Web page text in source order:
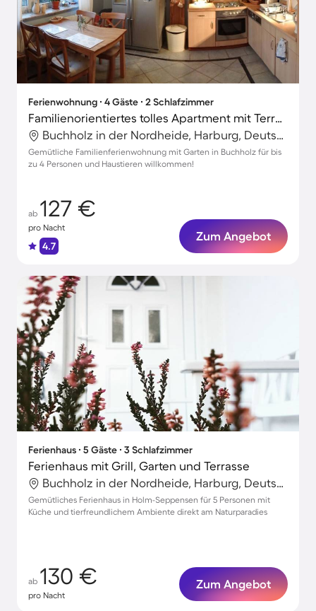
Ferienwohnung ∙ 4 Gäste ∙ 2 Schlafzimmer
Familienorientiertes tolles Apartment mit Terrasse, Grill und Garten | Naturblick | Perfekt für die Arbeit von Zuhause | Haustiere sind willkommen
Buchholz in der Nordheide, Harburg, Deutschland
Gemütliche Familienferienwohnung mit Garten in Buchholz für bis
zu 4 Personen und Haustieren willkommen!
ab 127 €
pro Nacht
4.7
Zum Angebot
Ferienhaus ∙ 5 Gäste ∙ 3 Schlafzimmer
Ferienhaus mit Grill, Garten und Terrasse
Buchholz in der Nordheide, Harburg, Deutschland
Gemütliches Ferienhaus in Holm-Seppensen für 5 Personen mit
Küche und tierfreundlichem Ambiente direkt am Naturparadies
ab 130 €
pro Nacht
Zum Angebot